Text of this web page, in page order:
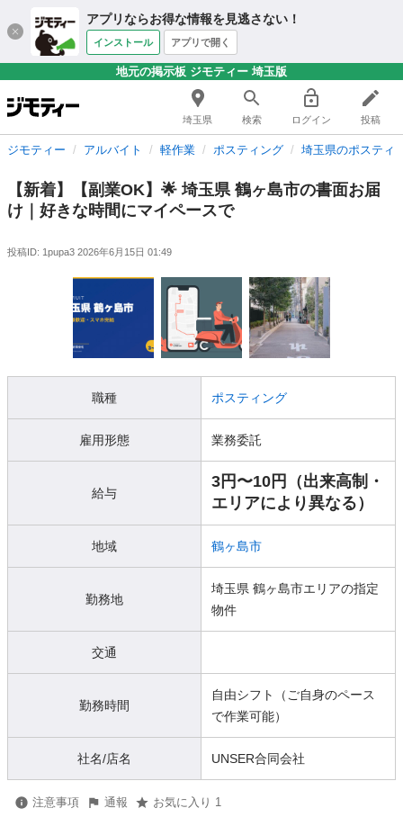
アプリならお得な情報を見逃さない！
インストール アプリで開く
地元の掲示板 ジモティー 埼玉版
埼玉県 検索 ログイン 投稿
ジモティー アルバイト 軽作業 ポスティング 埼玉県のポスティ
【新着】【副業OK】🌟 埼玉県 鶴ヶ島市の書面お届
け｜好きな時間にマイペースで
投稿ID: 1pupa3 2026年6月15日 01:49
職種 ポスティング
雇用形態 業務委託
給与
3円〜10円（出来高制・
エリアにより異なる）
地域 鶴ヶ島市
勤務地
埼玉県 鶴ヶ島市エリアの指定
物件
交通
勤務時間
自由シフト（ご自身のペース
で作業可能）
社名/店名 UNSER合同会社
注意事項 通報 お気に入り 1